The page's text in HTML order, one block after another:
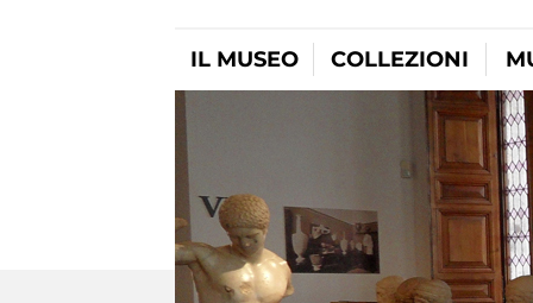
IL MUSEO COLLEZIONI